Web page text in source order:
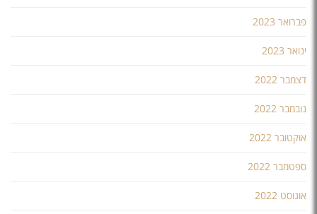
פברואר 2023
ינואר 2023
דצמבר 2022
נובמבר 2022
אוקטובר 2022
ספטמבר 2022
אוגוסט 2022